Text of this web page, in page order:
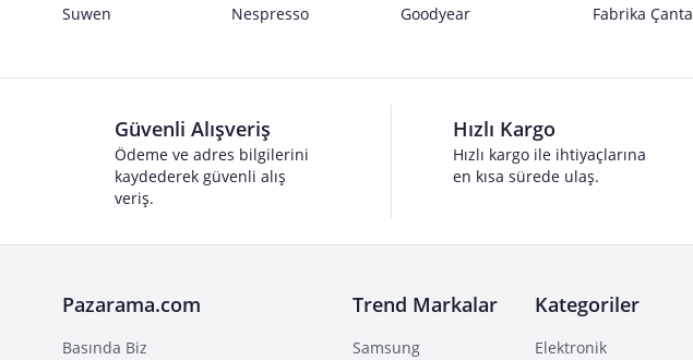
Suwen
Nespresso Goodyear
Fabrika Çanta
Güvenli Alışveriş
Ödeme ve adres bilgilerini
kaydederek güvenli alış
veriş.
Hızlı Kargo
Hızlı kargo ile ihtiyaçlarına
en kısa sürede ulaş.
Pazarama.com
Basında Biz
Trend Markalar
Samsung
Kategoriler
Elektronik